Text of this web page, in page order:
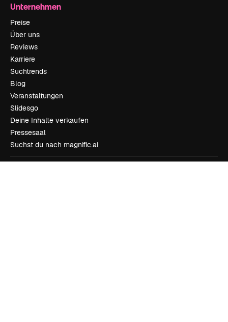
Unternehmen
Preise
Über uns
Reviews
Karriere
Suchtrends
Blog
Veranstaltungen
Slidesgo
Deine Inhalte verkaufen
Pressesaal
Suchst du nach magnific.ai